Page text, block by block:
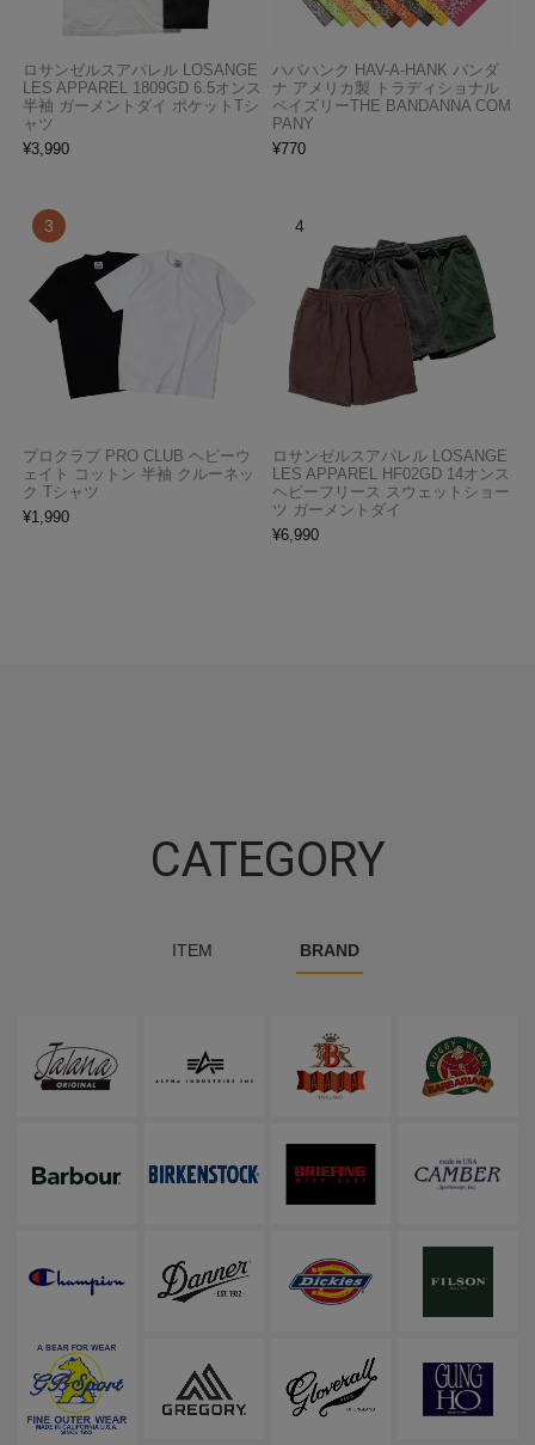
ロサンゼルスアパレル LOSANGE
LES APPAREL 1809GD 6.5オンス
半袖 ガーメントダイ ポケットTシ
ャツ
¥3,990
ハバハンク HAV-A-HANK バンダ
ナ アメリカ製 トラディショナル
ペイズリーTHE BANDANNA COM
PANY
¥770
プロクラブ PRO CLUB ヘビーウ
ェイト コットン 半袖 クルーネッ
ク Tシャツ
¥1,990
ロサンゼルスアパレル LOSANGE
LES APPAREL HF02GD 14オンス
ヘビーフリース スウェットショー
ツ ガーメントダイ
¥6,990
CATEGORY
ITEM BRAND